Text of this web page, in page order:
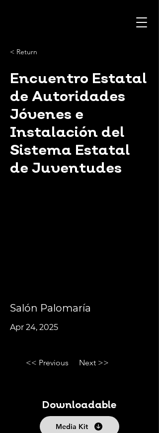
< Return
Encuentro Estatal
de Autoridades
Jóvenes e
Instalación del
Sistema Estatal
de Juventudes
Salón Palomaría
Apr 24, 2025
<< Previous Next >>
Downloadable
Media Kit